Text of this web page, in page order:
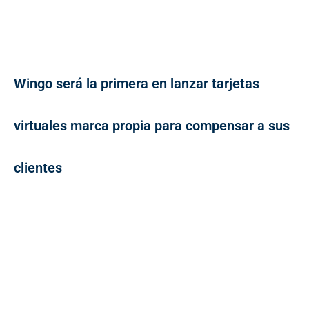
Wingo será la primera en lanzar tarjetas
virtuales marca propia para compensar a sus
clientes